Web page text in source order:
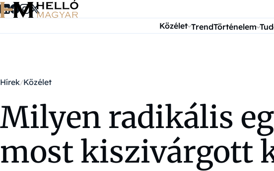
Ugrás a tartalomra
Közélet TrendTörténelem
Hírek Közélet
Milyen radikális
most kiszivárgott